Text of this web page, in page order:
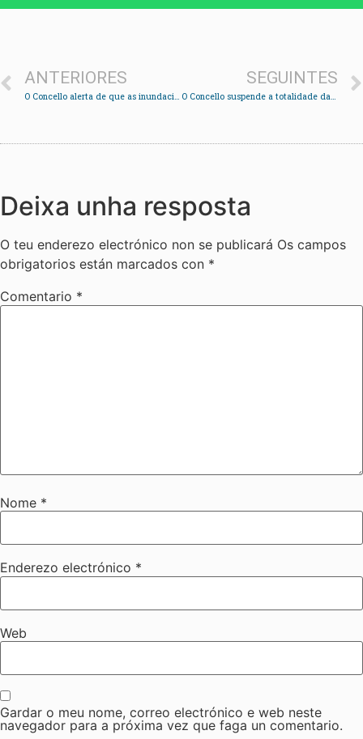
ANTERIORES
O Concello alerta de que as inundacións poderían agravarse esta tarde
SEGUINTES
O Concello suspende a totalidade das actividades do entroido previstas para o domingo
Deixa unha resposta
O teu enderezo electrónico non se publicará Os campos
obrigatorios están marcados con *
Comentario *
Nome *
Enderezo electrónico *
Web
Gardar o meu nome, correo electrónico e web neste
navegador para a próxima vez que faga un comentario.